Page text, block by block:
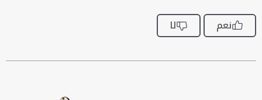
نعم لا